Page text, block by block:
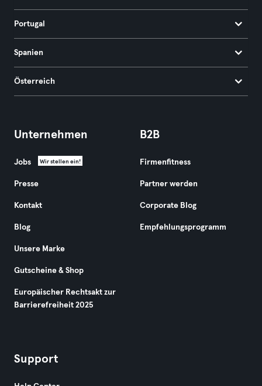
Portugal
Spanien
Österreich
Unternehmen
Jobs Wir stellen ein!
Presse
Kontakt
Blog
Unsere Marke
Gutscheine & Shop
Europäischer Rechtsakt zur
Barrierefreiheit 2025
B2B
Firmenfitness
Partner werden
Corporate Blog
Empfehlungsprogramm
Support